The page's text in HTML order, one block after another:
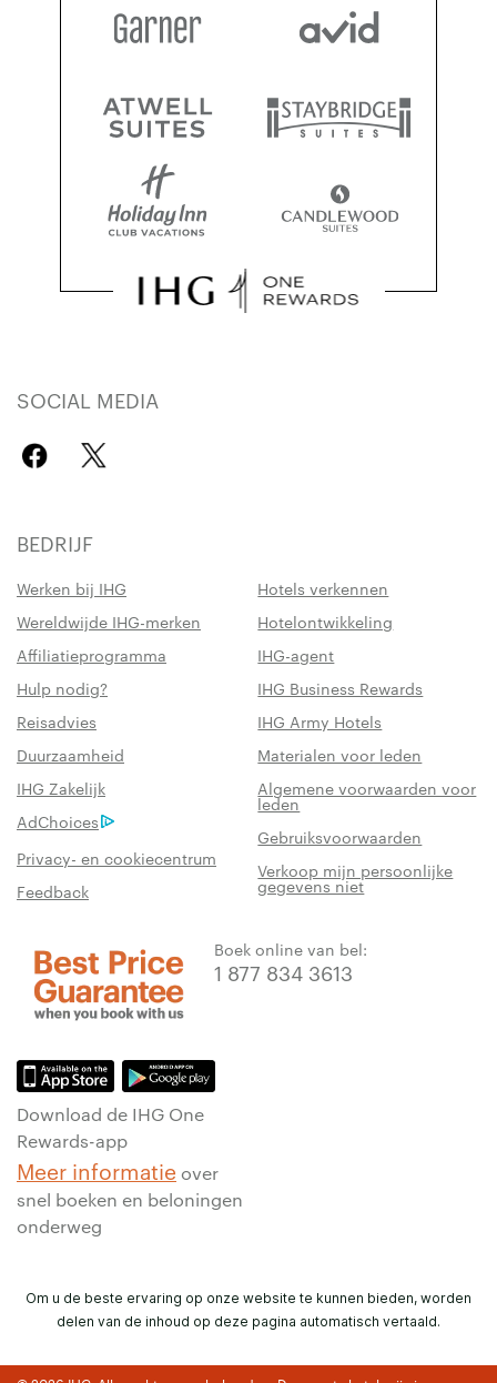
SOCIAL MEDIA
BEDRIJF
Werken bij IHG
Hotels verkennen
Wereldwijde IHG-merken
Hotelontwikkeling
Affiliatieprogramma
IHG-agent
Hulp nodig?
IHG Business Rewards
Reisadvies
IHG Army Hotels
Duurzaamheid
Materialen voor leden
IHG Zakelijk
Algemene voorwaarden voor
leden
AdChoices
Gebruiksvoorwaarden
Privacy- en cookiecentrum
Verkoop mijn persoonlijke
gegevens niet
Feedback
Boek online van bel:
1 877 834 3613
Download de IHG One
Rewards-app
Meer informatie over
snel boeken en beloningen
onderweg
Om u de beste ervaring op onze website te kunnen bieden, worden
delen van de inhoud op deze pagina automatisch vertaald.